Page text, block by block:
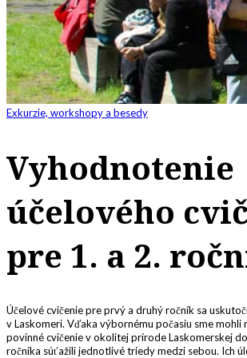
Exkurzie, workshopy a besedy
Vyhodnotenie
účelového
pre 1. a 2.
Účelové cvičenie pre prvý a druhý ročník sa
v Laskomeri. Vďaka výbornému počasiu sme
povinné cvičenie v okolitej prírode Laskomerskej
ročníka súťažili jednotlivé triedy medzi sebou. Ich